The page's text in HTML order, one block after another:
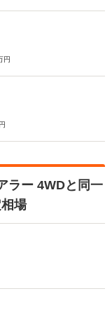
円
ラー 4WDと同一
場